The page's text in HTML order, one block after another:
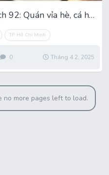
Cá Biển Sạch 92: Quán vỉa hè, cá hạng sang
TP. Hồ Chí Minh
0 Tháng 4 2, 2025
no more pages left to load.